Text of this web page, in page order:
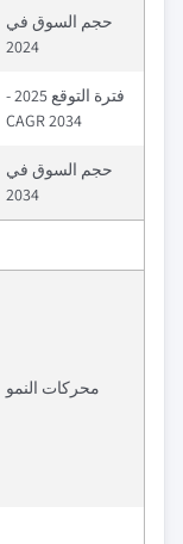
حجم السوق في
2024
فترة التوقع 2025 -
2034 CAGR
حجم السوق في
2034
محركات النمو